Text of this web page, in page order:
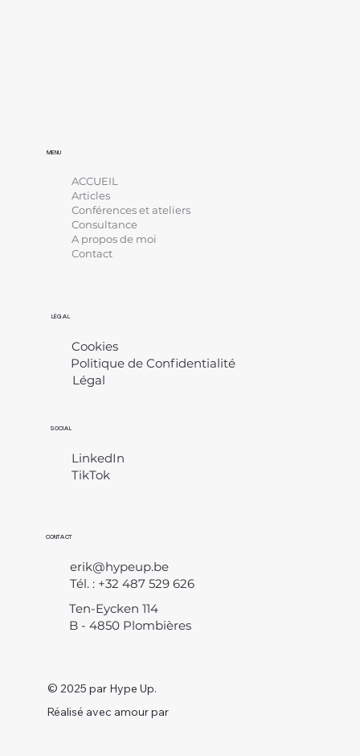
Réalisé avec amour par
LÉGAL
Cookies
Politique de Confidentialité
Légal
SOCIAL
LinkedIn
TikTok
CONTACT
erik@hypeup.be
Tél. : +32 487 529 626
Ten-Eycken 114
B - 4850 Plombières
MENU
ACCUEIL
Articles
Conférences et ateliers
Consultance
A propos de moi
Contact
© 2025 par Hype Up.